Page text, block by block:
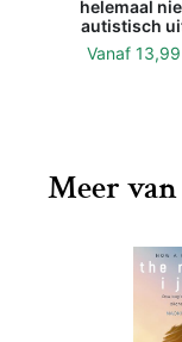
helemaal
autistisch
Vanaf 13,99
Meer